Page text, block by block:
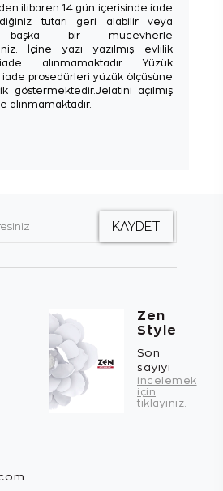
itibaren 14 gün içerisinde iade
tutarı geri alabilir veya
başka bir mücevherle
İçine yazı yazılmış evlilik
alınmamaktadır. Yüzük
iade prosedürleri yüzük ölçüsüne
göstermektedir.Jelatini açılmış
alınmamaktadır.
Zen
Style
Son
sayıyı
incelemek
için
tıklayınız.